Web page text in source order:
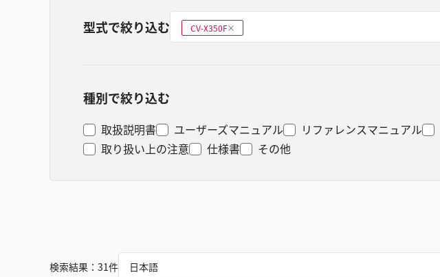
型式で絞り込む 型式を選ぶ
CV-X350F削
除
種別で絞り込む
取扱説明書 ユーザーズマニュアル リファレンスマニュアル
取り扱い上の注意
仕様書 その他
検索結果： 31件 日本語